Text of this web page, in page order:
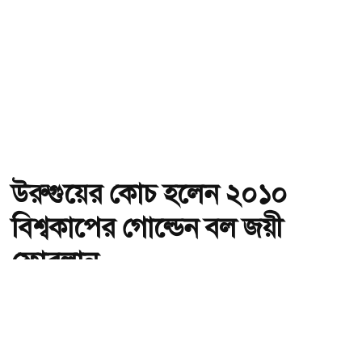
উরুগুয়ের কোচ হলেন ২০১০
বিশ্বকাপের গোল্ডেন বল জয়ী
ফোরলান